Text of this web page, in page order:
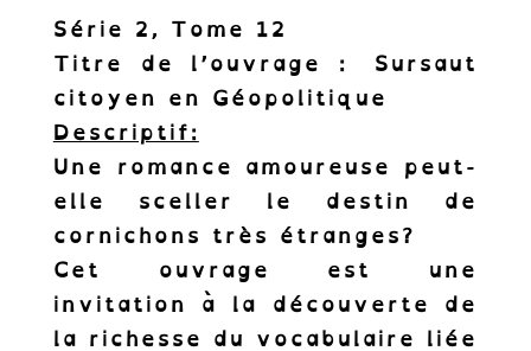
Série 2, Tome 12
Titre de l’ouvrage : Sursaut
citoyen en Géopolitique
Descriptif:
Une romance amoureuse peut-
elle sceller le destin de
cornichons très étranges?
Cet ouvrage est une
invitation à la découverte de
la richesse du vocabulaire liée